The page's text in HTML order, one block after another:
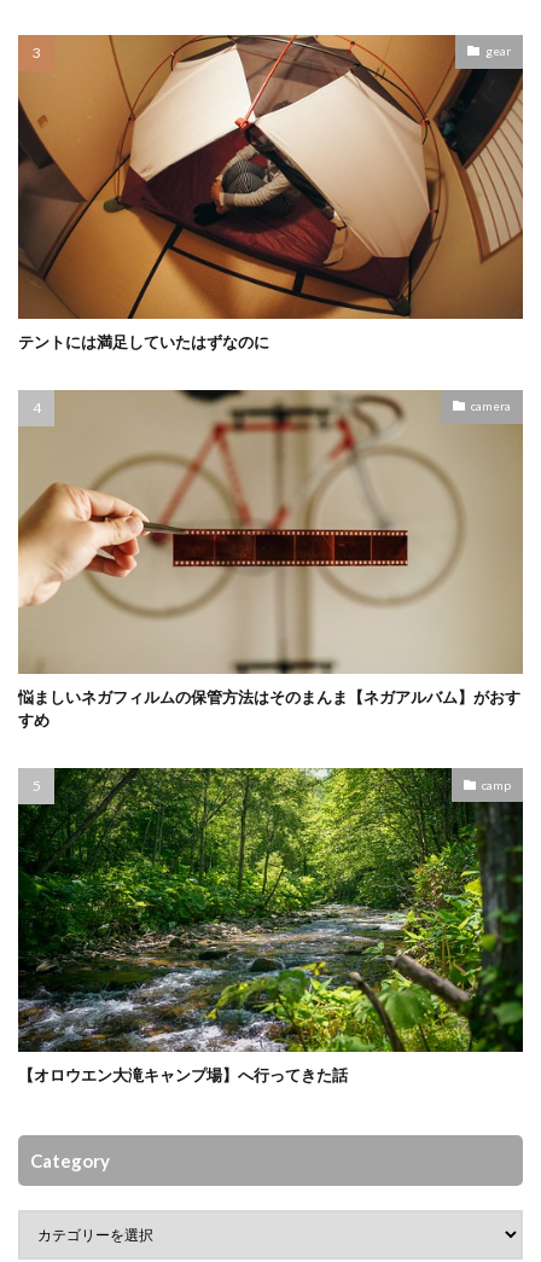
gear
テントには満足していたはずなのに
camera
悩ましいネガフィルムの保管方法はそのまんま【ネガアルバム】がおす
すめ
camp
【オロウエン大滝キャンプ場】へ行ってきた話
Category